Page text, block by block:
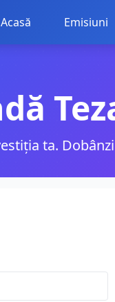
Acasă Emisiuni
ta.